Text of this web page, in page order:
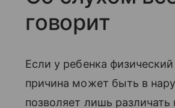
говорит
Если у ребенка
причина может быть в
позволяет лишь